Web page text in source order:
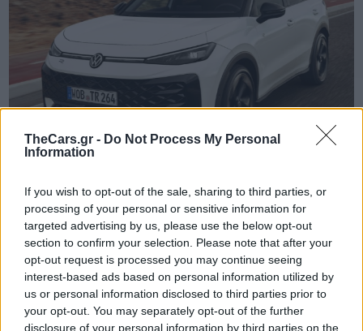
TheCars.gr - Do Not Process My Personal
Information
If you wish to opt-out of the sale, sharing to third parties, or
processing of your personal or sensitive information for
targeted advertising by us, please use the below opt-out
section to confirm your selection. Please note that after your
opt-out request is processed you may continue seeing
interest-based ads based on personal information utilized by
us or personal information disclosed to third parties prior to
your opt-out. You may separately opt-out of the further
disclosure of your personal information by third parties on the
TheCars.gr| 16/02/2026 20:00
Η Volkswagen παρουσιάζει το νέο
T-Roc